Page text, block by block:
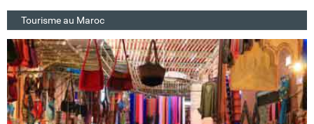
Tourisme au Maroc